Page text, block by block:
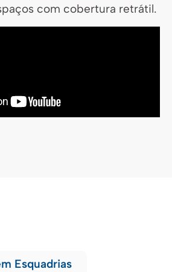
com cobertura retrátil.
Esquadrias